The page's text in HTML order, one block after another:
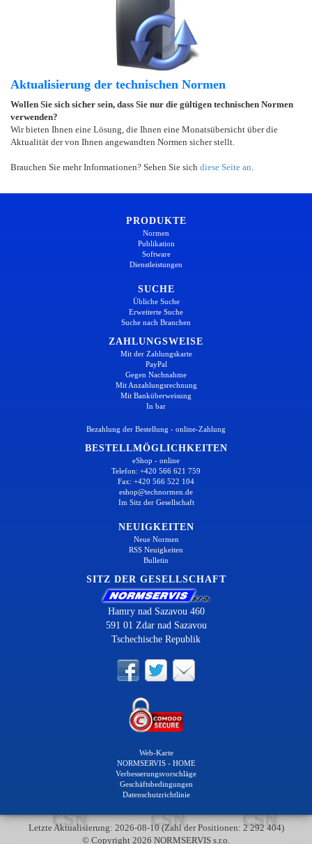
Aktualisierung der technischen Normen
Wollen Sie sich sicher sein, dass Sie nur die gültigen technischen Normen
verwenden?
Wir bieten Ihnen eine Lösung, die Ihnen eine Monatsübersicht über die
Aktualität der von Ihnen angewandten Normen sicher stellt.
Brauchen Sie mehr Informationen? Sehen Sie sich diese Seite an
PRODUKTE
Normen
Publikation
Software
Dienstleistungen
SUCHE
Übliche Suche
Erweiterte Suche
Suche nach Branchen
ZAHLUNGSWEISE
Mit der Zahlungskarte
PayPal
Gegen Nachnahme
Mit Anzahlungsrechnung
Mit Banküberweisung
In bar
Bezahlung der Bestellung - online-Zahlung
BESTELLMÖGLICHKEITEN
eShop - online
Telefon: +420 566 621 759
Fax: +420 566 522 104
eshop@technormen.de
Im Sitz der Gesellschaft
NEUIGKEITEN
Neue Normen
RSS Neuigkeiten
Bulletin
SITZ DER GESELLSCHAFT
Hamry nad Sazavou 460
591 01 Zdar nad Sazavou
Tschechische Republik
Web-Karte
NORMSERVIS - HOME
Verbesserungsvorschläge
Geschäftsbedingungen
Datenschutzrichtlinie
Letzte Aktualisierung: 2026-08-10 (Zahl der Positionen: 2 292 404)
© Copyright 2026 NORMSERVIS s.r.o.